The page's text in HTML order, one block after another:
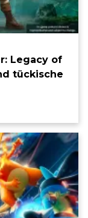
Legacy of
tückische